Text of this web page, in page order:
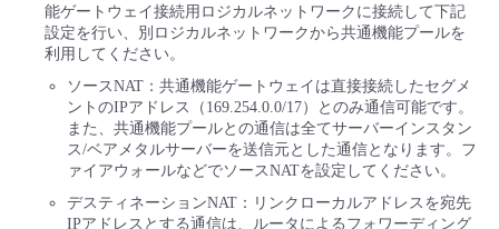
能ゲートウェイ接続用ロジカルネットワークに接続して下記
設定を行い、別ロジカルネットワークから共通機能プールを
利用してください。
ソースNAT：共通機能ゲートウェイは直接接続したセグメ
ントのIPアドレス（169.254.0.0/17）とのみ通信可能です。
また、共通機能プールとの通信は全てサーバーインスタン
ス/ベアメタルサーバーを送信元とした通信となります。フ
ァイアウォールなどでソースNATを設定してください。
デスティネーションNAT：リンクローカルアドレスを宛先
IPアドレスとする通信は、ルータによるフォワーディング